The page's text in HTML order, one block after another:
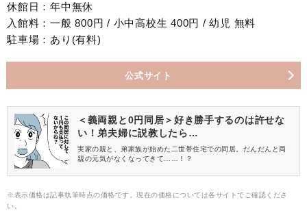
休館日：年中無休
入館料：一般 800円 / 小中高校生 400円 / 幼児 無料
駐車場：あり(有料)
公式サイト
＜義両親と0円同居＞好き勝手するのは許せな
い！弟夫婦に説教したら…
実家の親と、弟家族が始めた二世帯住宅での同居。だんだんと両
親の元気がなくなってきて……！？
※表示価格は記事執筆時点の価格です。現在の価格については各サイトでご確認くださ
い。